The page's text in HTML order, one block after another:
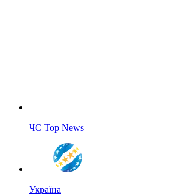
ЧС Top News
Україна